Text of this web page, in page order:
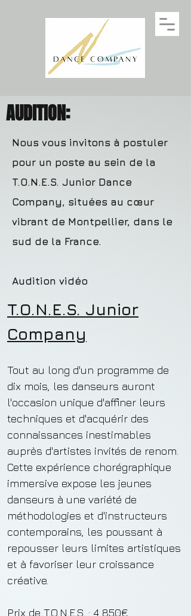
AUDITION:
Nous vous invitons à postuler
pour un poste au sein de la
T.O.N.E.S. Junior Dance
Company, situées au cœur
vibrant de Montpellier, dans le
sud de la France.
Audition vidéo
T.O.N.E.S. Junior
Company
Tout au long d'un programme de
dix mois, les danseurs auront
l'occasion unique d'affiner leurs
techniques et d'acquérir des
connaissances inestimables
auprès d'artistes invités de renom.
Cette expérience chorégraphique
immersive expose les jeunes
danseurs à une variété de
méthodologies et d'instructeurs
contemporains, les poussant à
repousser leurs limites artistiques
et à favoriser leur croissance
créative.
​Prix de T.O.N.E.S. : 4 850€